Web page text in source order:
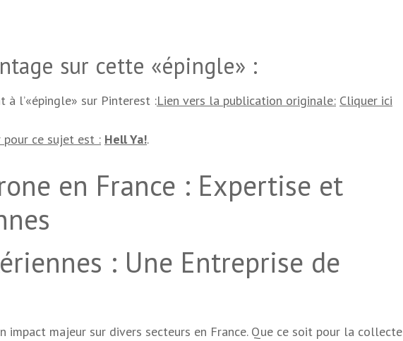
sur cette «épingle» :
à l’«épingle» sur Pinterest :Lien vers la publication originale: Cliquer ici
ce sujet est : Hell Ya!.
en France : Expertise et
: Une Entreprise de
impact majeur sur divers secteurs en France. Que ce soit pour la collecte